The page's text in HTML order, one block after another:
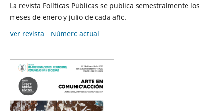
La revista Políticas Públicas se publica semestralmente los
meses de enero y julio de cada año.
Ver revista
Número actual